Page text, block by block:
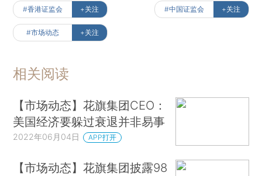
#香港证监会 +关注 #中国证监会 +关注
#市场动态 +关注
相关阅读
【市场动态】花旗集团CEO：
美国经济要躲过衰退并非易事
2022年06月04日 APP打开
【市场动态】花旗集团披露98